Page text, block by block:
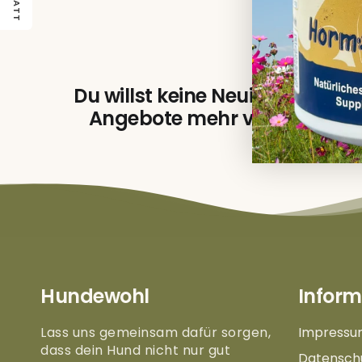
Du willst keine Neuigkeiten
Angebote mehr verpassen?
Hundewohl
Lass uns gemeinsam dafür sorgen,
dass dein Hund nicht nur gut